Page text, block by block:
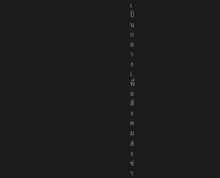
เ
ป็
น
ก
ล
า
ง
เ
พื่
อ
สั
ง
ค
ม
ส่
ง
ข่
า